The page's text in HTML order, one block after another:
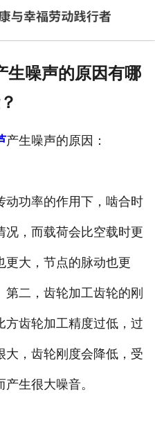
网站首页
企业文化
联系我们
生噪声的原因有哪
产生噪声的原因：
功率的作用下，啮合时
况，而载荷会比空载时更
更大，节点的脉动也更
二，齿轮加工齿轮的刚
方齿轮加工精度过低，过
大，齿轮刚度会降低，受
生很大噪音。